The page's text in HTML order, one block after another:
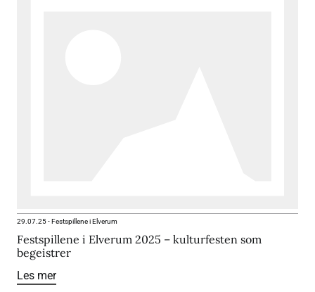
29.07.25-Festspillene i Elverum
Festspillene i Elverum 2025 – kulturfesten som
begeistrer
Les mer